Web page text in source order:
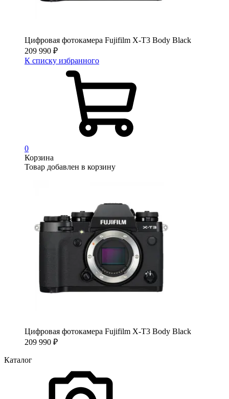
Цифровая фотокамера Fujifilm X-T3 Body Black
209 990 ₽
К списку избранного
0
Корзина
Товар добавлен в корзину
Цифровая фотокамера Fujifilm X-T3 Body Black
209 990 ₽
Каталог